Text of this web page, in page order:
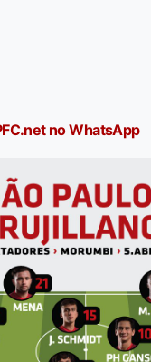
no WhatsApp